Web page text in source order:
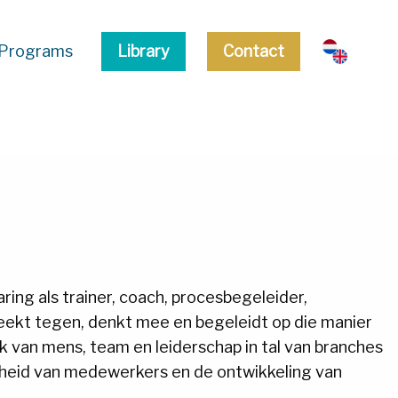
Programs Library Contact
als trainer, coach, procesbegeleider,
tegen, denkt mee en begeleidt op die manier
mens, team en leiderschap in tal van branches
van medewerkers en de ontwikkeling van